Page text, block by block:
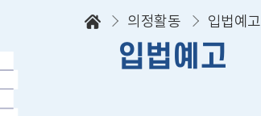
의정활동 입법예고
입법예고